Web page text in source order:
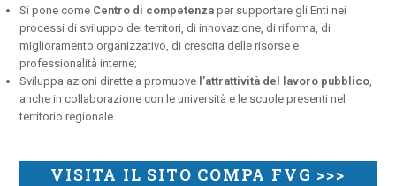
Si pone come Centro di competenza per supportare gli Enti nei
processi di sviluppo dei territori, di innovazione, di riforma, di
miglioramento organizzativo, di crescita delle risorse e
professionalità interne;
Sviluppa azioni dirette a promuove l’attrattività del lavoro pubblico
anche in collaborazione con le università e le scuole presenti nel
territorio regionale.
VISITA IL SITO COMPA FVG >>>